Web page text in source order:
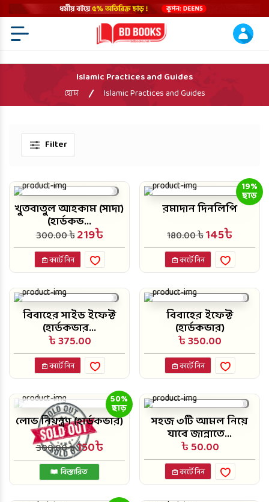
Islamic Practices and Guides
হোম Islamic Practices and Guides
Filter
খুতবাতুল আহকাম (সাদা)
(হার্ডকভ...
300.00 ৳219৳
কার্টে নিন
19%
ছাড়
রমাদান দিনলিপি
180.00 ৳145৳
কার্টে নিন
বিবাহের সাইড ইফেক্ট
(হার্ডকভার...
৳ 375.00
কার্টে নিন
বিবাহের ইফেক্ট
(হার্ডকভার)
৳ 350.00
কার্টে নিন
50%
ছাড়
লোভ নিয়ন্ত্রণ (হার্ডকভার)
300.00 ৳150৳
বিস্তারিত
সহজ ৩টি আমল নিয়ে
যাবে জান্নাতে...
৳ 50.00
কার্টে নিন